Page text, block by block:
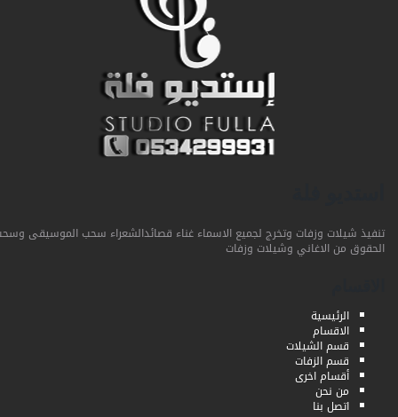
تنفيذ شيلات وزفات وتخرج لجميع الاسماء غناء قصائدالشعراء سحب الموسيقى وسحب
الحقوق من الاغاني وشيلات وزفات
الرئيسية
الاقسام
قسم الشيلات
قسم الزفات
أقسام اخرى
من نحن
اتصل بنا